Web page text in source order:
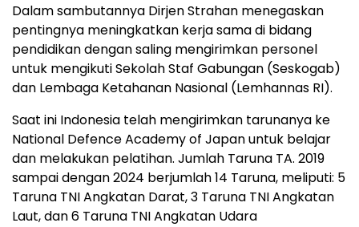
Dalam sambutannya Dirjen Strahan menegaskan
pentingnya meningkatkan kerja sama di bidang
pendidikan dengan saling mengirimkan personel
untuk mengikuti Sekolah Staf Gabungan (Seskogab)
dan Lembaga Ketahanan Nasional (Lemhannas RI).
Saat ini Indonesia telah mengirimkan tarunanya ke
National Defence Academy of Japan untuk belajar
dan melakukan pelatihan. Jumlah Taruna TA. 2019
sampai dengan 2024 berjumlah 14 Taruna, meliputi: 5
Taruna TNI Angkatan Darat, 3 Taruna TNI Angkatan
Laut, dan 6 Taruna TNI Angkatan Udara